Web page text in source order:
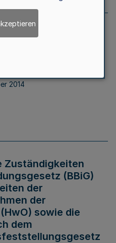
des Landes
(Hochschulgesetz -
2014
Zuständigkeiten
(BBiG)
der
der
sowie die
dem